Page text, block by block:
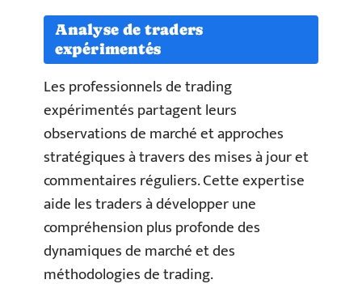
Analyse de traders
expérimentés
Les professionnels de trading
expérimentés partagent leurs
observations de marché et approches
stratégiques à travers des mises à jour et
commentaires réguliers. Cette expertise
aide les traders à développer une
compréhension plus profonde des
dynamiques de marché et des
méthodologies de trading.